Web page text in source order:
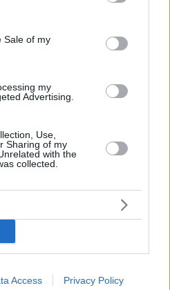
and its third-party tags to
purposes in below Google
Sale of my
my
Advertising.
Use,
Sharing of my
with the
collected.
Access Privacy Policy
υπερπολύτεκνοι στην